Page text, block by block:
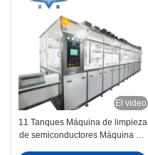
El video
11 Tanques Máquina de limpieza
de semiconductores Máquina de